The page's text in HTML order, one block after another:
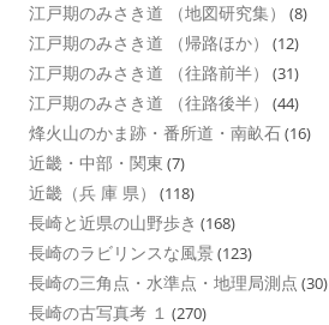
江戸期のみさき道 （地図研究集） (8)
江戸期のみさき道 （帰路ほか） (12)
江戸期のみさき道 （往路前半） (31)
江戸期のみさき道 （往路後半） (44)
烽火山のかま跡・番所道・南畝石(16)
近畿・中部・関東 (7)
近畿（兵 庫 県） (118)
長崎と近県の山野歩き (168)
長崎のラビリンスな風景 (123)
長崎の三角点・水準点・地理局測点 (30)
長崎の古写真考 １ (270)